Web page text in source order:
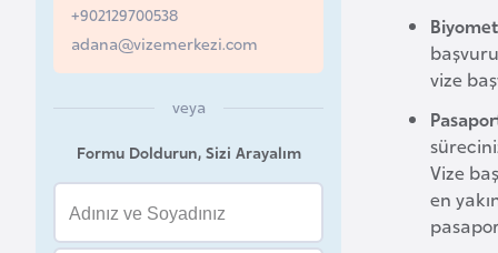
vize
Vize
en
+902129700538
adana@vizemerkezi.com
veya
Formu Doldurun, Sizi Arayalım
B
e
l
i
a